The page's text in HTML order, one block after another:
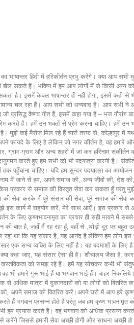
भाषान्तर हिंदी में हरिकीर्तन प्रभु करेंगे। क्या आप सभी
बोल सकते हैं। भविष्य में हम आप लोगों में से किसी अन्य
है। इसमें केवल भाषान्तर ही नही होगा, इसमें कही
चल रहा हैं। आप सभी को धन्यवाद हैं। आप सभी ने
वैष्णव गीत हैं, इसमें कहा गया हैं – भज गौरांग
करते हैं। हमें उन भक्तों से प्रेम करना चाहिए। हमें उन
है। मुझे कई मैसेज मिल रहे हैं चारों तरफ से, कोल्हापुर में
फायदे के लिए है लेकिन जो नगर कीर्तन है, वह हमारे
ग्राम-ग्राम और अन्य शहरों में जा कर हरिनाम
करते हुए हम सभी को भी पदयात्रा करनी है।
तक पहुँचाना चाहिए। यदि हम सुन्दर पदयात्रा का
में जाने से हम, अपने समाज की, अन्य जीवों की, देश
प्रकार से समाज की विस्तृत सेवा कर सकता हूँ परंतु
की सेवा करके मैं पूरे संसार की सेवा, पूरे समाज की सेवा
इस कार्य में सहयोग करें, मेरे साथ आऐं। इस प्रकार से
के लिए कृष्णभावनामृत का प्रचार ही सही मायने में
बात है, जहाँ मैं रह रहा हूँ, वहाँ से ,थोड़ी दूर पर बहुत
रहा था कि यह संसार है, यह आनंद है लेकिन हम लोग इस
सभ्य व्यक्ति के लिए नहीं है। यह बदमाशों के लिए
जाए, यह संसार ऐसा ही है। शौचालय जैसा है,
को समझ रहे हैं। हमें यह सोचकर कभी भी संतुष्ट
हमारे गुरू भाई हैं या भगवान भाई हैं। बाहर निकलिये।
अधिक मात्रा में दुकानदारों को या लोगों को वितरित
अपने समाज को वितरित करें।अपने घरों में आप हरे कृष्ण
हैं भगवान प्रसन्न होते हैं परंतु जब हम कृष्ण भावनामृत
हम प्रयास करते हैं। वह भगवान को अधिक प्रसन्न
जिससे हमारी सेवा अच्छी होगी और साधना अच्छी हो